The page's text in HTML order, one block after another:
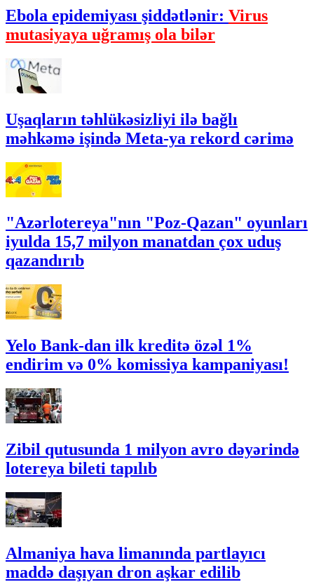
Ebola epidemiyası şiddətlənir: Virus
mutasiyaya uğramış ola bilər
Uşaqların təhlükəsizliyi ilə bağlı
məhkəmə işində Meta-ya rekord cərimə
"Azərlotereya"nın "Poz-Qazan" oyunları
iyulda 15,7 milyon manatdan çox uduş
qazandırıb
Yelo Bank-dan ilk kreditə özəl 1%
endirim və 0% komissiya kampaniyası!
Zibil qutusunda 1 milyon avro dəyərində
lotereya bileti tapılıb
Almaniya hava limanında partlayıcı
maddə daşıyan dron aşkar edilib